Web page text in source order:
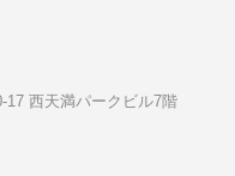
17 ⻄天満パークビル7階